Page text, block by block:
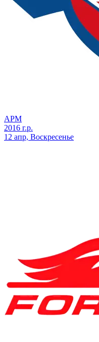
АРМ
2016 г.р.
12 апр, Воскресенье